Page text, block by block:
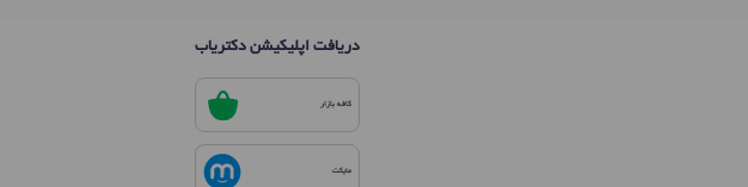
دریافت اپلیکیشن دکتریاب
کافه بازار
مایکت